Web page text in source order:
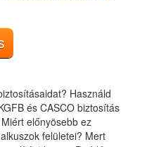
Használd
és CASCO biztosítás
előnyösebb ez
felületei? Mert